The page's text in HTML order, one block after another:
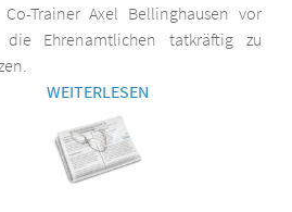
Co-Trainer Axel Bellinghausen vor
Ehrenamtlichen tatkräftig zu
WEITERLESEN